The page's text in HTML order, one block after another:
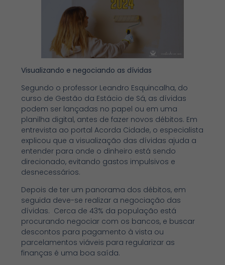
Visualizando e negociando as dívidas
Segundo o professor Leandro Esquincalha, do
curso de Gestão da Estácio de Sá, as dívidas
podem ser lançadas no papel ou em uma
planilha digital, antes de fazer novos débitos. Em
entrevista ao portal Acorda Cidade, o especialista
explicou que a visualização das dívidas ajuda a
entender para onde o dinheiro está sendo
direcionado, evitando gastos impulsivos e
desnecessários.
Depois de ter um panorama dos débitos, em
seguida deve-se realizar a negociação das
dívidas. Cerca de 43% da população está
procurando negociar com os bancos, e buscar
descontos para pagamento à vista ou
parcelamentos viáveis para regularizar as
finanças é uma boa saída.